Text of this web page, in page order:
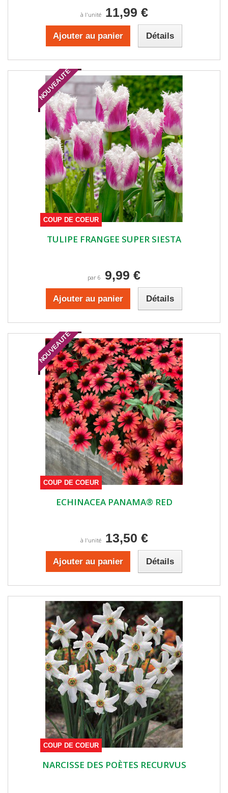
à l'unité 11,99 €
Ajouter au panier Détails
COUP DE COEUR
NOUVEAUTÉ
TULIPE FRANGEE SUPER SIESTA
par 6 9,99 €
Ajouter au panier Détails
COUP DE COEUR
NOUVEAUTÉ
ECHINACEA PANAMA® RED
à l'unité 13,50 €
Ajouter au panier Détails
COUP DE COEUR
NARCISSE DES POÈTES RECURVUS